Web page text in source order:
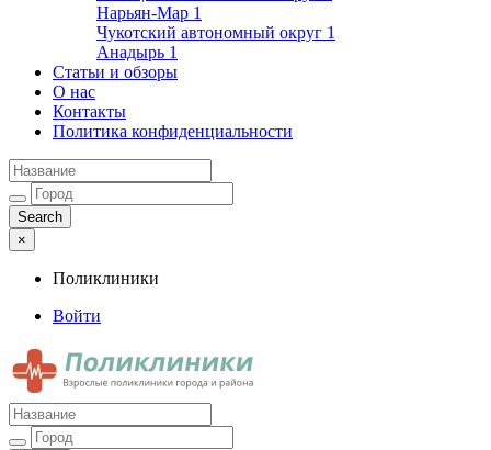
Нарьян-Мар 1
Чукотский автономный округ 1
Анадырь 1
Статьи и обзоры
О нас
Контакты
Политика конфиденциальности
×
Поликлиники
Войти
Поликлиники
Взрослые поликлиники города и района